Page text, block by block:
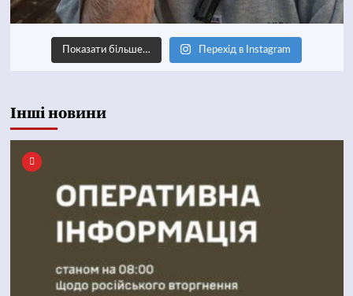
Показати більше… Перехід в Instagram
Інші новини